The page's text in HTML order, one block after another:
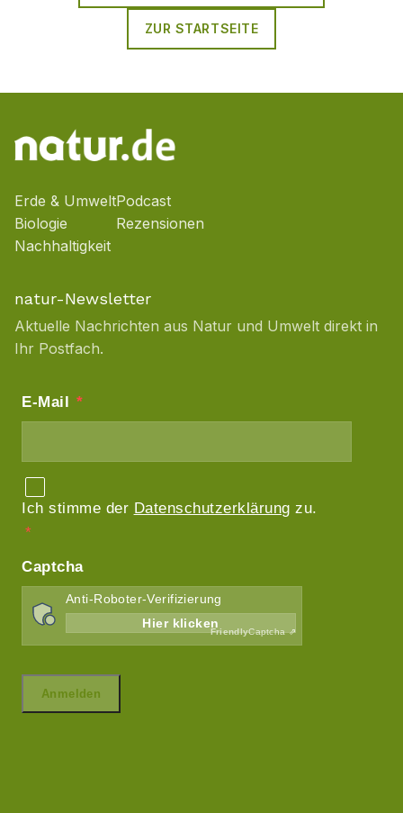
ZUR STARTSEITE
Erde & Umwelt
Biologie
Nachhaltigkeit
Podcast
Rezensionen
natur-Newsletter
Aktuelle Nachrichten aus Natur und Umwelt direkt in
Ihr Postfach.